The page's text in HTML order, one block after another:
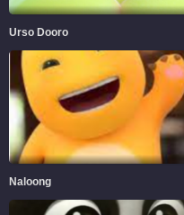
Urso Dooro
Naloong